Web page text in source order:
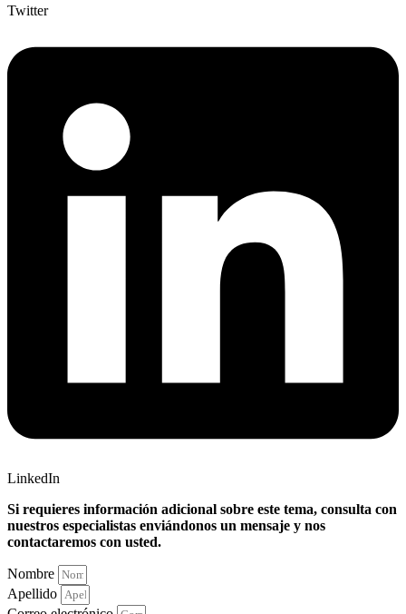
Twitter
LinkedIn
Si requieres información adicional sobre este tema, consulta con
nuestros especialistas enviándonos un mensaje y nos
contactaremos con usted.
Nombre
Apellido